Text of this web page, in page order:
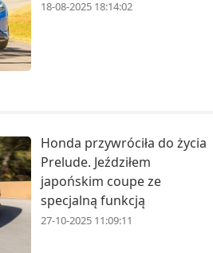
18-08-2025 18:14:02
Honda przywróciła do życia
Prelude. Jeździłem
japońskim coupe ze
specjalną funkcją
27-10-2025 11:09:11